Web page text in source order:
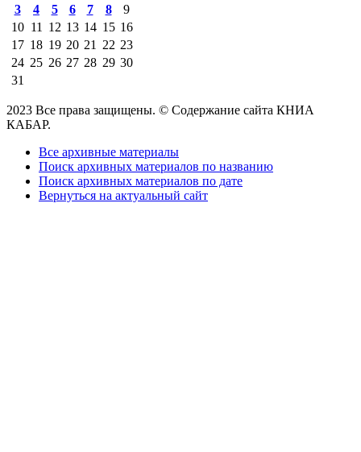
3
4 5 6 7 8
9
10 11 12 13 14 15 16
17 18 19 20 21 22 23
24 25 26 27 28 29 30
31
2023 Все права защищены. © Содержание сайта КНИА
КАБАР.
Все архивные материалы
Поиск архивных материалов по названию
Поиск архивных материалов по дате
Вернуться на актуальный сайт